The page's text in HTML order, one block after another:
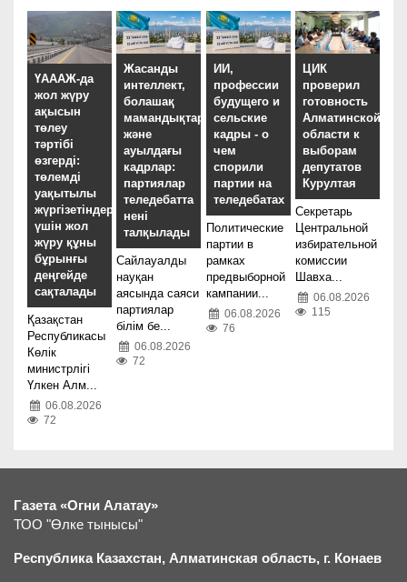
ҮАААЖ-да
жол жүру
ақысын
төлеу
тәртібі
өзгерді:
төлемді
уақытылы
жүргізетіндер
үшін жол
жүру құны
бұрынғы
деңгейде
сақталады
Қазақстан
Республикасы
Көлік
министрлігі
Үлкен Алм...
06.08.2026
72
Жасанды
интеллект,
болашақ
мамандықтар
және
ауылдағы
кадрлар:
партиялар
теледебатта
нені
талқылады
Сайлауалды
науқан
аясында саяси
партиялар
білім бе...
06.08.2026
72
ИИ,
профессии
будущего и
сельские
кадры - о
чем
спорили
партии на
теледебатах
Политические
партии в
рамках
предвыборной
кампании...
06.08.2026
76
ЦИК
проверил
готовность
Алматинской
области к
выборам
депутатов
Курултая
Секретарь
Центральной
избирательной
комиссии
Шавха...
06.08.2026
115
Газета «Огни Алатау»
ТОО "Өлке тынысы"
Республика Казахстан, Алматинская область, г. Конаев